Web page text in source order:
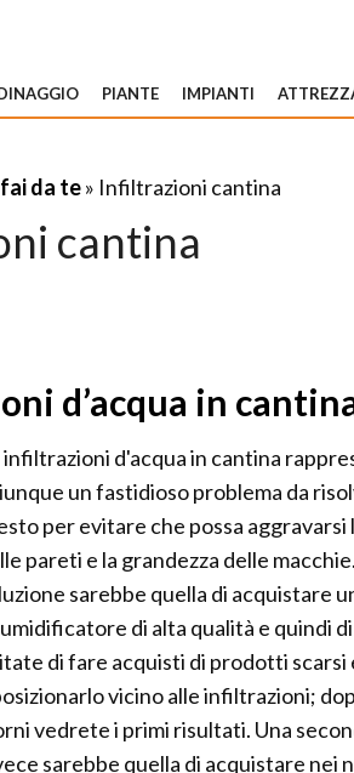
PIANTE IMPIANTI
da te» Infiltrazioni cantina
cantina
d’acqua in
infiltrazioni d'acqua in cantina
un fastidioso problema da
per evitare che possa aggravarsi
pareti e la grandezza delle
sarebbe quella di acquistare
di alta qualità e quindi
di fare acquisti di prodotti scarsi
vicino alle infiltrazioni;
vedrete i primi risultati. Una
sarebbe quella di acquistare nei